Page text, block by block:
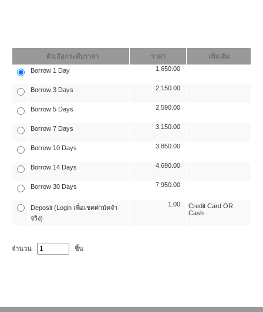
ตัวเลือกระดับราคา ราคา
เพิ่มเติม
Borrow 1 Day
1,650.00
Borrow 3 Days 2,150.00
Borrow 5 Days 2,590.00
Borrow 7 Days 3,150.00
Borrow 10 Days 3,850.00
Borrow 14 Days 4,690.00
Borrow 30 Days 7,950.00
Deposit (Login เพื่อเชคค่ามัดจำ
จริง)
1.00
Credit Card OR
Cash
จำนวน ชิ้น